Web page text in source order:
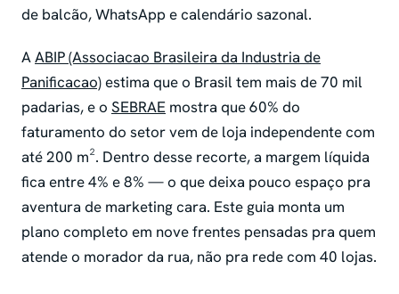
de balcão, WhatsApp e calendário sazonal.
AABIP (Associacao Brasileira da Industria de
Panificacao)estima que o Brasil tem mais de 70 mil
padarias, e o SEBRAE mostra que 60% do
faturamento do setor vem de loja independente com
até 200 m². Dentro desse recorte, a margem líquida
fica entre 4% e 8% — o que deixa pouco espaço pra
aventura de marketing cara. Este guia monta um
plano completo em nove frentes pensadas pra quem
atende o morador da rua, não pra rede com 40 lojas.